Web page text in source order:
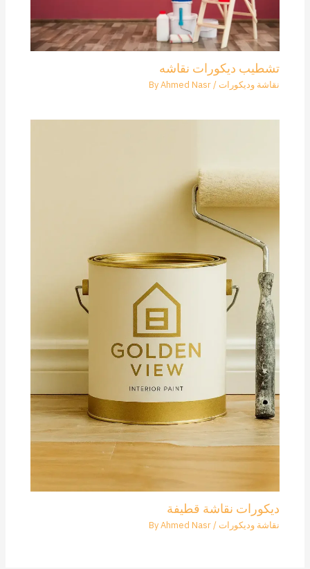
تشطيب ديكورات نقاشه
نقاشة وديكورات/ By
Ahmed Nasr
ديكورات نقاشة قطيفة
نقاشة وديكورات/ By
Ahmed Nasr